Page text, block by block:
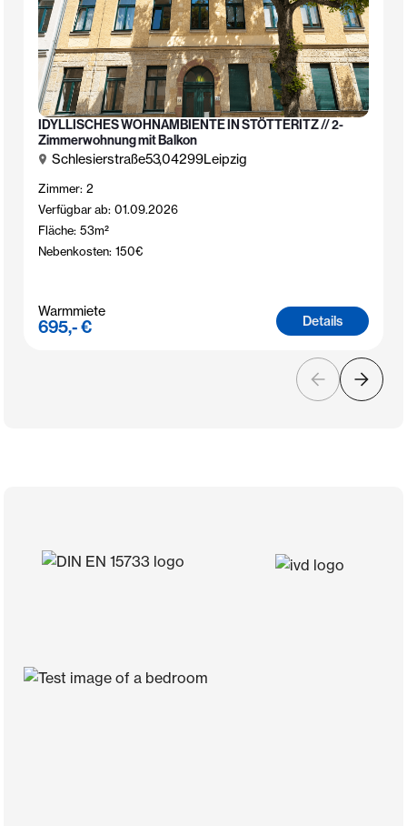
IDYLLISCHES WOHNAMBIENTE IN STÖTTERITZ // 2-
Zimmerwohnung mit Balkon
Schlesierstraße53,04299Leipzig
Zimmer: 2
Verfügbar ab: 01.09.2026
Fläche: 53m²
Nebenkosten: 150€
Warmmiete
695,- € Details